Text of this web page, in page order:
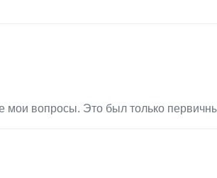
мои вопросы. Это был только